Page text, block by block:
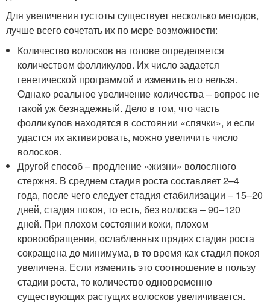
Для увеличения густоты существует несколько методов,
лучше всего сочетать их по мере возможности:
Количество волосков на голове определяется
количеством фолликулов. Их число задается
генетической программой и изменить его нельзя.
Однако реальное увеличение количества – вопрос не
такой уж безнадежный. Дело в том, что часть
фолликулов находятся в состоянии «спячки», и если
удастся их активировать, можно увеличить число
волосков.
Другой способ – продление «жизни» волосяного
стержня. В среднем стадия роста составляет 2–4
года, после чего следует стадия стабилизации – 15–20
дней, стадия покоя, то есть, без волоска – 90–120
дней. При плохом состоянии кожи, плохом
кровообращения, ослабленных прядях стадия роста
сокращена до минимума, в то время как стадия покоя
увеличена. Если изменить это соотношение в пользу
стадии роста, то количество одновременно
существующих растущих волосков увеличивается.